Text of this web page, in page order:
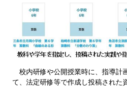
校内研修や公開授業時に、指導計
て、法定研修等で作成し投稿された